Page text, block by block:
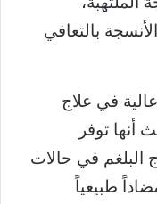
بالتعافي
في علاج
أنها توفر
البلغم في حالات
طبيعياً